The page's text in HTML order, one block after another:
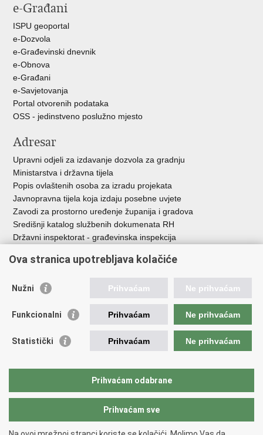
FacebookuTwitteru
e-Građani
ISPU geoportal
e-Dozvola
e-Građevinski dnevnik
e-Obnova
e-Građani
e-Savjetovanja
Portal otvorenih podataka
OSS - jedinstveno poslužno mjesto
Adresar
Upravni odjeli za izdavanje dozvola za gradnju
Ministarstva i državna tijela
Popis ovlaštenih osoba za izradu projekata
Javnopravna tijela koja izdaju posebne uvjete
Zavodi za prostorno uređenje županija i gradova
Središnji katalog službenih dokumenata RH
Državni inspektorat - građevinska inspekcija
Vlada Republike Hrvatske
Zavod za prostorni razvoj
Agencija za pravni promet i posredovanje nekretninama
Fond za zaštitu okoliša i energetsku učinkovitost
Državne nekretnine d.o.o.
Copyright © 2026 Ministarstvo prostornoga uređenja, graditeljstva i
Ova stranica upotrebljava kolačiće
Nužni Prihvaćam Ne prihvaćam
Funkcionalni Prihvaćam Ne prihvaćam
Statistički Prihvaćam Ne prihvaćam
Prihvaćam odabrane
Prihvaćam sve